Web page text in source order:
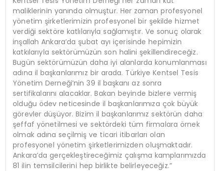
maliklerinin yanında olmuştur. Her zaman profesyonel
yönetim şirketlerimizin profesyonel bir şekilde hizmet
verdiği sektöre katlılarıyla sağlamıştır. Ve sonuç olarak
inşallah Ankara’da şubat ayı içerisinde hepimizin
katkılarıyla sektörümüzün son halini şekillendireceğiz.
Bugün sektörümüzün daha iyi alanlarda konumlanması
adına il başkanlarımız bir arada. Türkiye Kentsel Tesis
Yönetim Derneği’nin 39 il başkanı az sonra
sertifikalarını alacaklar. Bakan beyinde bizlere vermiş
olduğu ödev neticesinde il başkanlarımıza çok büyük
görevler düşüyor. Bizim il başkanlarımız sektörün daha
şeffaf yönetilmesi ve sektördeki tüm firmalara örnek
olmak adına seçilmiş ve ticari itibarları olan
profesyonel yönetim şirketlerimizden oluşmaktadır.
Ankara’da gerçekleştireceğimiz çalışma kamplarımızda
81 ilin temsilcilerini hep birlikte belirleyeceğiz.”